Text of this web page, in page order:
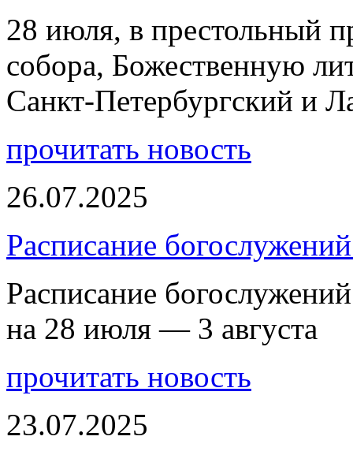
28 июля, в престольный
собора, Божественную
Санкт-Петербургский и
прочитать новость
26.07.2025
Расписание
Расписание
на 28 июля — 3 августа
прочитать новость
23.07.2025